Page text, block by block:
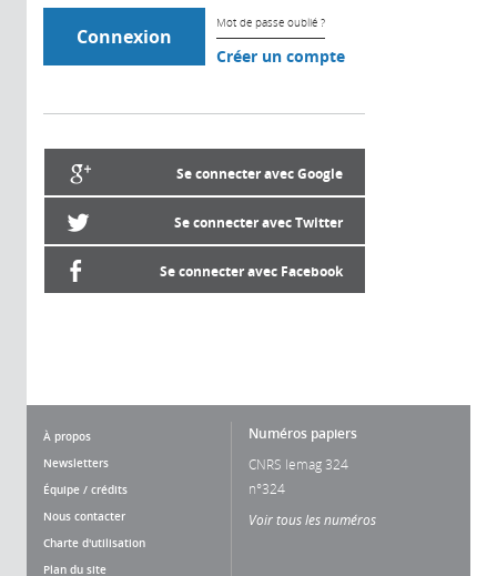
Mot de passe oublié ?
Créer un compte
Se connecter avec Google
Se connecter avec Twitter
Se connecter avec Facebook
À propos
Newsletters
Équipe / crédits
Nous contacter
Charte d'utilisation
Plan du site
Numéros papiers
CNRS lemag 324
n°324
Voir tous les numéros